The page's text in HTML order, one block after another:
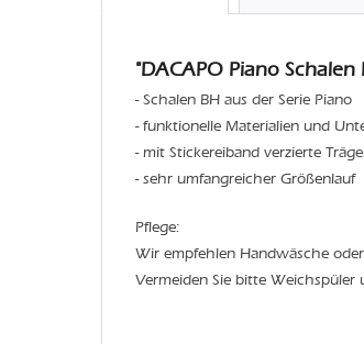
"DACAPO Piano Schalen
- Schalen BH aus der Serie Piano
- funktionelle Materialien und
- mit Stickereiband verzierte
- sehr umfangreicher Größenlauf
Pflege:
Wir empfehlen Handwäsche
Vermeiden Sie bitte Weichspüler